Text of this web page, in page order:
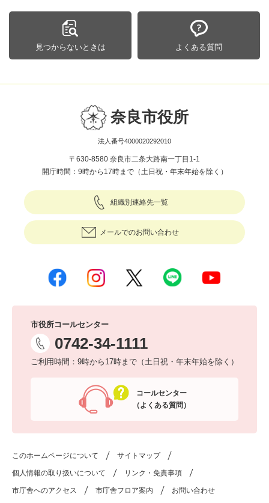
見つからないときは よくある質問
奈良市役所
法人番号4000020292010
〒630-8580 奈良市二条大路南一丁目1-1
開庁時間：9時から17時まで（土日祝・年末年始を除く）
組織別連絡先一覧
メールでのお問い合わせ
市役所コールセンター
0742-34-1111
ご利用時間：9時から17時まで（土日祝・年末年始を除く）
コールセンター
（よくある質問）
このホームページについて サイトマップ
個人情報の取り扱いについて リンク・免責事項
市庁舎へのアクセス 市庁舎フロア案内 お問い合わせ